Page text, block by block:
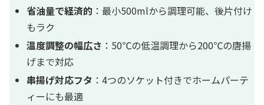
省油量で経済的 ：最小500mlから調理可能、後片付け
もラク
温度調整の幅広さ ：50℃の低温調理から200℃の唐揚
げまで対応
串揚げ対応フタ ：4つのソケット付きでホームパーテ
ィーにも最適